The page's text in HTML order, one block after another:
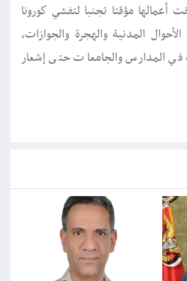
أعمالها مؤقتا تجنبا لتفشي كورونا
المدنية والهجرة والجوازات،
في المدارس والجامعات حتى إشعار